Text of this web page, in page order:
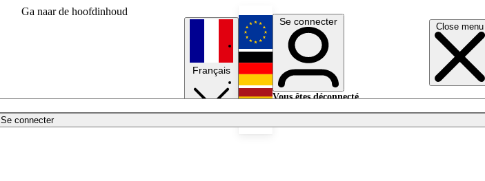
Ga naar de hoofdinhoud
Close menu
Se connecter
Français
English
Deutsch
Se connecter
Vous êtes déconnecté.